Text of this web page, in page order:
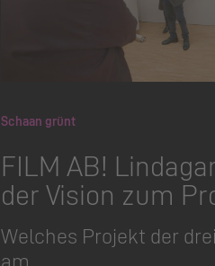
Schaan grünt
FILM AB!
der Vision zum
Welches Projekt der